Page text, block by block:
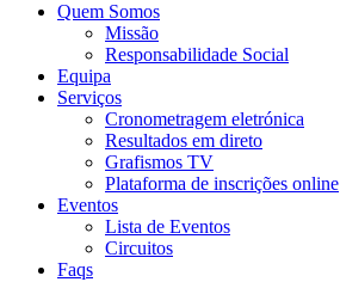
Quem Somos
Missão
Responsabilidade Social
Equipa
Serviços
Cronometragem eletrónica
Resultados em direto
Grafismos TV
Plataforma de inscrições online
Eventos
Lista de Eventos
Circuitos
Faqs